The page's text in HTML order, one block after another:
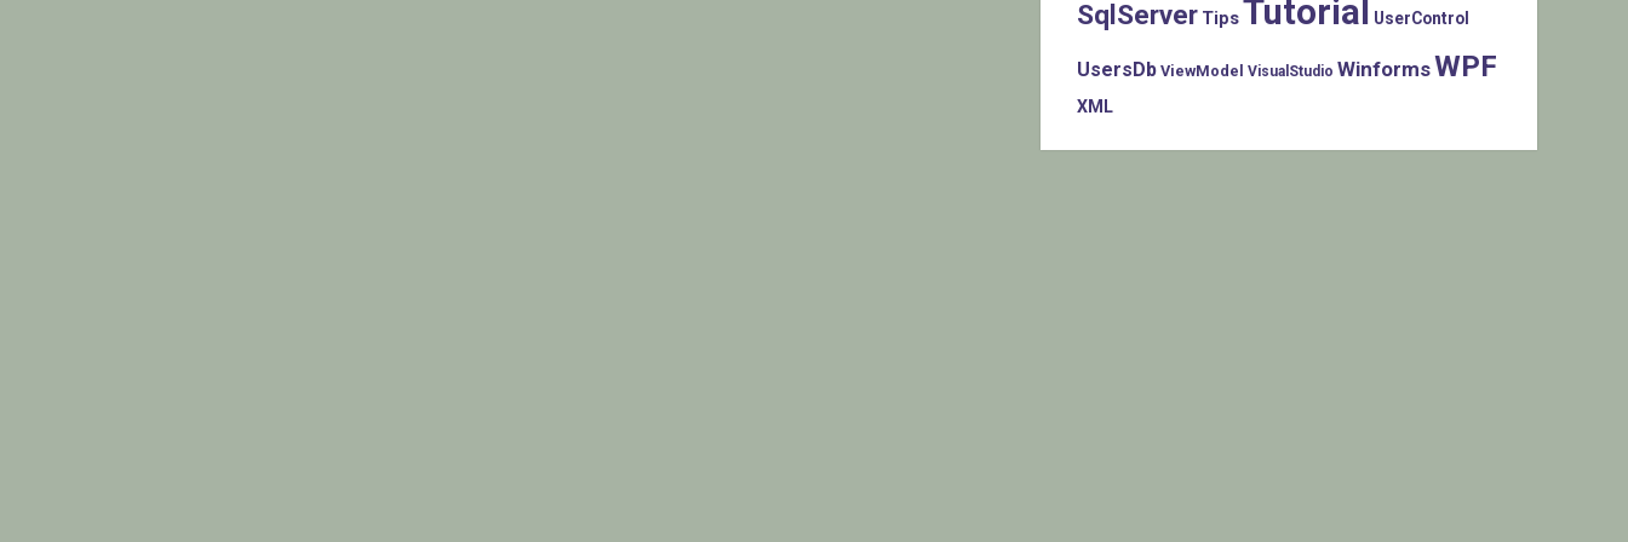
SqlServer TipsTutorial UserControl
UsersDb ViewModel VisualStudio WinformsWPF
XML